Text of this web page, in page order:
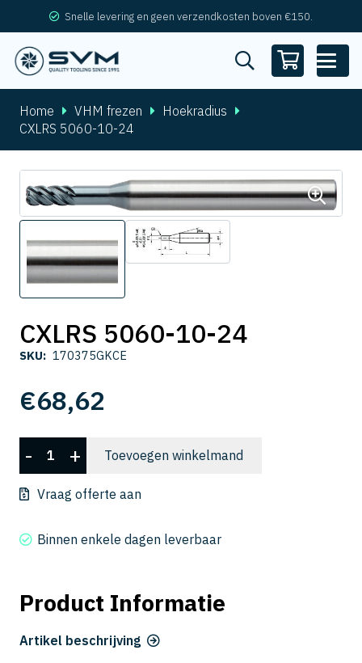
Snelle levering en geen verzendkosten boven €150.
Home VHM frezen
Hoekradius
CXLRS 5060-10-24
CXLRS 5060-10-24
SKU: 170375GKCE
€68,62
CXLRS
5060-
10-
aantal
- + Toevoegen winkelmand
Vraag offerte aan
Binnen enkele dagen leverbaar
Product Informatie
Artikel beschrijving